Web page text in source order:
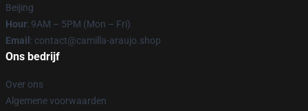
Beijing
Hour: 9AM – 5PM (Mon – Fri)
Email : contact@camilla-araujo.shop
Ons bedrijf
Over ons
Algemene voorwaarden